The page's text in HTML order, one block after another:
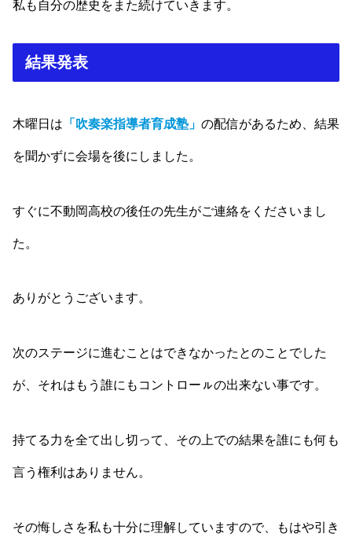
私も自分の歴史をまた続けていきます。
結果発表
木曜日は 「吹奏楽指導者育成塾」 の配信があるため、結果
を聞かずに会場を後にしました。
すぐに不動岡高校の後任の先生がご連絡をくださいまし
た。
ありがとうございます。
次のステージに進むことはできなかったとのことでした
が、それはもう誰にもコントローㇽの出来ない事です。
持てる力を全て出し切って、その上での結果を誰にも何も
言う権利はありません。
その悔しさを私も十分に理解していますので、もはや引き